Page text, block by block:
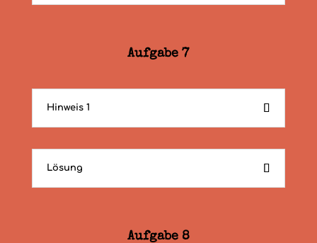
Aufgabe 7
Hinweis 1
Lösung
Aufgabe 8